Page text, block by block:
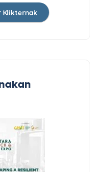
Klikternak